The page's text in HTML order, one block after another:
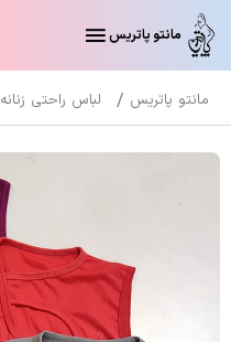
مانتو پاتریس
مانتو پاتریس لباس راحتی زنانه